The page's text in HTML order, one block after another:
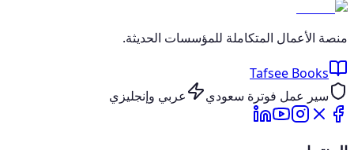
منصة الأعمال المتكاملة للمؤسسات الحديثة.
Tafsee Books
سير عمل فوترة سعودي
عربي وإنجليزي